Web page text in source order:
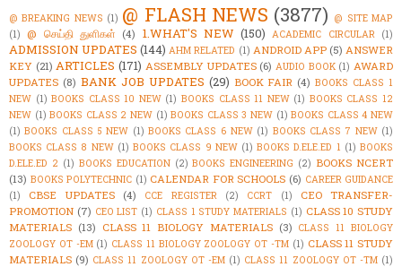
@ BREAKING NEWS (1) @ FLASH NEWS (3877) @ SITE MAP
(1) @ செய்தி துளிகள் (4) 1.WHAT'S NEW (150) ACADEMIC CIRCULAR (1)
ADMISSION UPDATES (144) AHM RELATED (1) ANDROID APP (5) ANSWER
KEY (21) ARTICLES (171) ASSEMBLY UPDATES (6) AUDIO BOOK (1) AWARD
UPDATES (8) BANK JOB UPDATES (29) BOOK FAIR (4) BOOKS CLASS 1
NEW (1) BOOKS CLASS 10 NEW (1) BOOKS CLASS 11 NEW (1) BOOKS CLASS 12
NEW (1) BOOKS CLASS 2 NEW (1) BOOKS CLASS 3 NEW (1) BOOKS CLASS 4 NEW
(1) BOOKS CLASS 5 NEW (1) BOOKS CLASS 6 NEW (1) BOOKS CLASS 7 NEW (1)
BOOKS CLASS 8 NEW (1) BOOKS CLASS 9 NEW (1) BOOKS D.ELE.ED 1 (1) BOOKS
D.ELE.ED 2 (1) BOOKS EDUCATION (2) BOOKS ENGINEERING (2) BOOKS NCERT
(13) BOOKS POLYTECHNIC (1) CALENDAR FOR SCHOOLS (6) CAREER GUIDANCE
(1)
CBSE UPDATES (4) CCE REGISTER (2) CCRT (1)
CEO TRANSFER-
PROMOTION (7) CEO LIST (1) CLASS 1 STUDY MATERIALS (1) CLASS 10 STUDY
MATERIALS (13) CLASS 11 BIOLOGY MATERIALS (3) CLASS 11 BIOLOGY
ZOOLOGY OT -EM (1) CLASS 11 BIOLOGY ZOOLOGY OT -TM (1) CLASS 11 STUDY
MATERIALS (9) CLASS 11 ZOOLOGY OT -EM (1) CLASS 11 ZOOLOGY OT -TM (1)